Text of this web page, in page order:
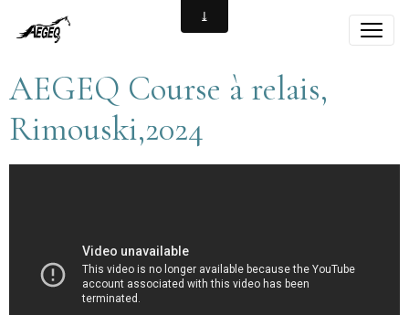
AEGEQ Course à relais,
Rimouski,2024